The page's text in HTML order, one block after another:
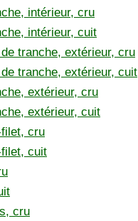
intérieur, cru
intérieur, cuit
tranche, extérieur, cru
tranche, extérieur, cuit
extérieur, cru
extérieur, cuit
cru
cuit
cru